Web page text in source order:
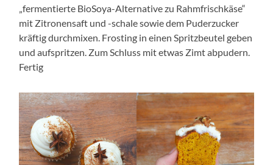
„fermentierte BioSoya-Alternative zu Rahmfrischkäse“
mit Zitronensaft und -schale sowie dem Puderzucker
kräftig durchmixen. Frosting in einen Spritzbeutel geben
und aufspritzen. Zum Schluss mit etwas Zimt abpudern.
Fertig